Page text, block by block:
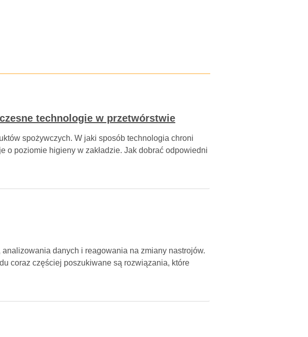
technologie w przetwórstwie
spożywczych. W jaki sposób technologia chroni
o poziomie higieny w zakładzie. Jak dobrać odpowiedni
danych i reagowania na zmiany nastrojów.
coraz częściej poszukiwane są rozwiązania, które